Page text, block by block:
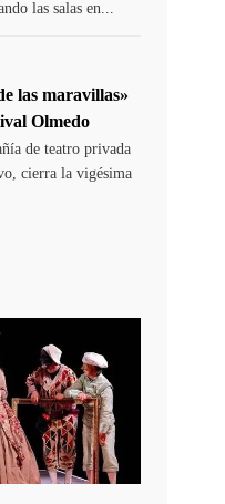
las salas en...
las maravillas»
Olmedo
de teatro privada
cierra la vigésima